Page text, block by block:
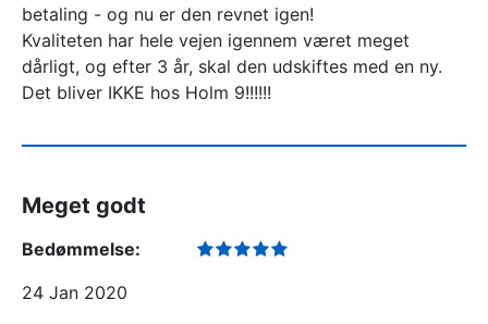
betaling - og nu er den revnet igen!
Kvaliteten har hele vejen igennem været meget
dårligt, og efter 3 år, skal den udskiftes med en ny.
Det bliver IKKE hos Holm 9!!!!!!
Meget godt
Bedømmelse:
24 Jan 2020